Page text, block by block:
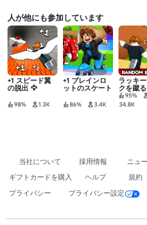
人が他にも参加しています
+1 スピード翼
の脱出 🦅
98% 1.3K
+1 ブレインロ
ットのスケート
86% 3.4K
ラッキ
クを蹴る
95%
34.8K
当社について 採用情報 ニュ
ギフトカードを購入
ヘルプ 規約
プライバシー
プライバシー設定